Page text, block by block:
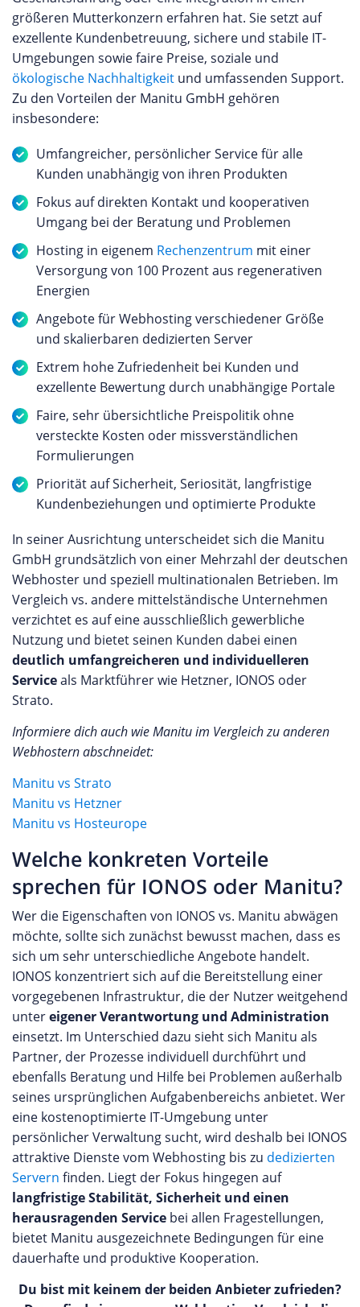
größeren Mutterkonzern erfahren hat. Sie setzt auf
exzellente Kundenbetreuung, sichere und stabile IT-
Umgebungen sowie faire Preise, soziale und
ökologische Nachhaltigkeit und umfassenden Support.
Zu den Vorteilen der Manitu GmbH gehören
insbesondere:
Umfangreicher, persönlicher Service für alle
Kunden unabhängig von ihren Produkten
Fokus auf direkten Kontakt und kooperativen
Umgang bei der Beratung und Problemen
Hosting in eigenem Rechenzentrum mit einer
Versorgung von 100 Prozent aus regenerativen
Energien
Angebote für Webhosting verschiedener Größe
und skalierbaren dedizierten Server
Extrem hohe Zufriedenheit bei Kunden und
exzellente Bewertung durch unabhängige Portale
Faire, sehr übersichtliche Preispolitik ohne
versteckte Kosten oder missverständlichen
Formulierungen
Priorität auf Sicherheit, Seriosität, langfristige
Kundenbeziehungen und optimierte Produkte
In seiner Ausrichtung unterscheidet sich die Manitu
GmbH grundsätzlich von einer Mehrzahl der deutschen
Webhoster und speziell multinationalen Betrieben. Im
Vergleich vs. andere mittelständische Unternehmen
verzichtet es auf eine ausschließlich gewerbliche
Nutzung und bietet seinen Kunden dabei einen
deutlich umfangreicheren und individuelleren
Serviceals Marktführer wie Hetzner, IONOS oder
Strato.
Informiere dich auch wie Manitu im Vergleich zu anderen
Webhostern abschneidet:
Manitu vs Strato
Manitu vs Hetzner
Manitu vs Hosteurope
Welche konkreten Vorteile
sprechen für IONOS oder Manitu?
Wer die Eigenschaften von IONOS vs. Manitu abwägen
möchte, sollte sich zunächst bewusst machen, dass es
sich um sehr unterschiedliche Angebote handelt.
IONOS konzentriert sich auf die Bereitstellung einer
vorgegebenen Infrastruktur, die der Nutzer weitgehend
untereigener Verantwortung und Administration
einsetzt. Im Unterschied dazu sieht sich Manitu als
Partner, der Prozesse individuell durchführt und
ebenfalls Beratung und Hilfe bei Problemen außerhalb
seines ursprünglichen Aufgabenbereichs anbietet. Wer
eine kostenoptimierte IT-Umgebung unter
persönlicher Verwaltung sucht, wird deshalb bei IONOS
attraktive Dienste vom Webhosting bis zu dedizierten
Servern finden. Liegt der Fokus hingegen auf
langfristige Stabilität, Sicherheit und einen
herausragenden Service bei allen Fragestellungen,
bietet Manitu ausgezeichnete Bedingungen für eine
dauerhafte und produktive Kooperation.
Du bist mit keinem der beiden Anbieter zufrieden?